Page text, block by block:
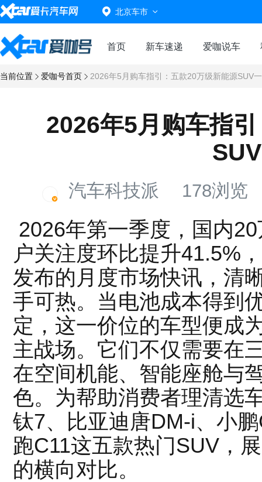
北京车市
首页 新车速递 爱咖说车
当前位置 爱咖号首页 2026年5月购车指引：五款20万级新能源SUV
2026年5月购车指
汽车科技派 178浏览
2026年第一季度，国内
户关注度环比提升41.5%
发布的月度市场快讯，清
手可热。当电池成本得到
定，这一价位的车型便成
主战场。它们不仅需要在
在空间机能、智能座舱与
色。为帮助消费者理清选
钛7、比亚迪唐DM-i、小
跑C11这五款热门SUV，
的横向对比。